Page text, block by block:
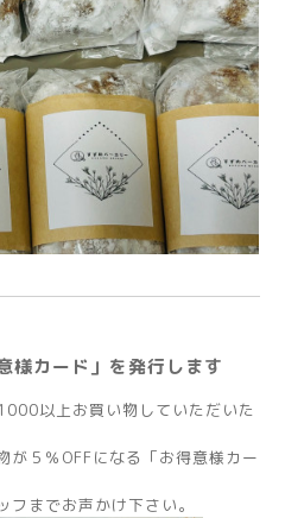
カード」を発行します
以上お買い物していただいた
が５％OFFになる「お得意様カー
までお声かけ下さい。